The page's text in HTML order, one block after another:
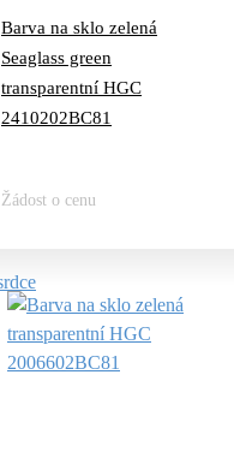
Barva na sklo zelená
Seaglass green
transparentní HGC
2410202BC81
Žádost o cenu